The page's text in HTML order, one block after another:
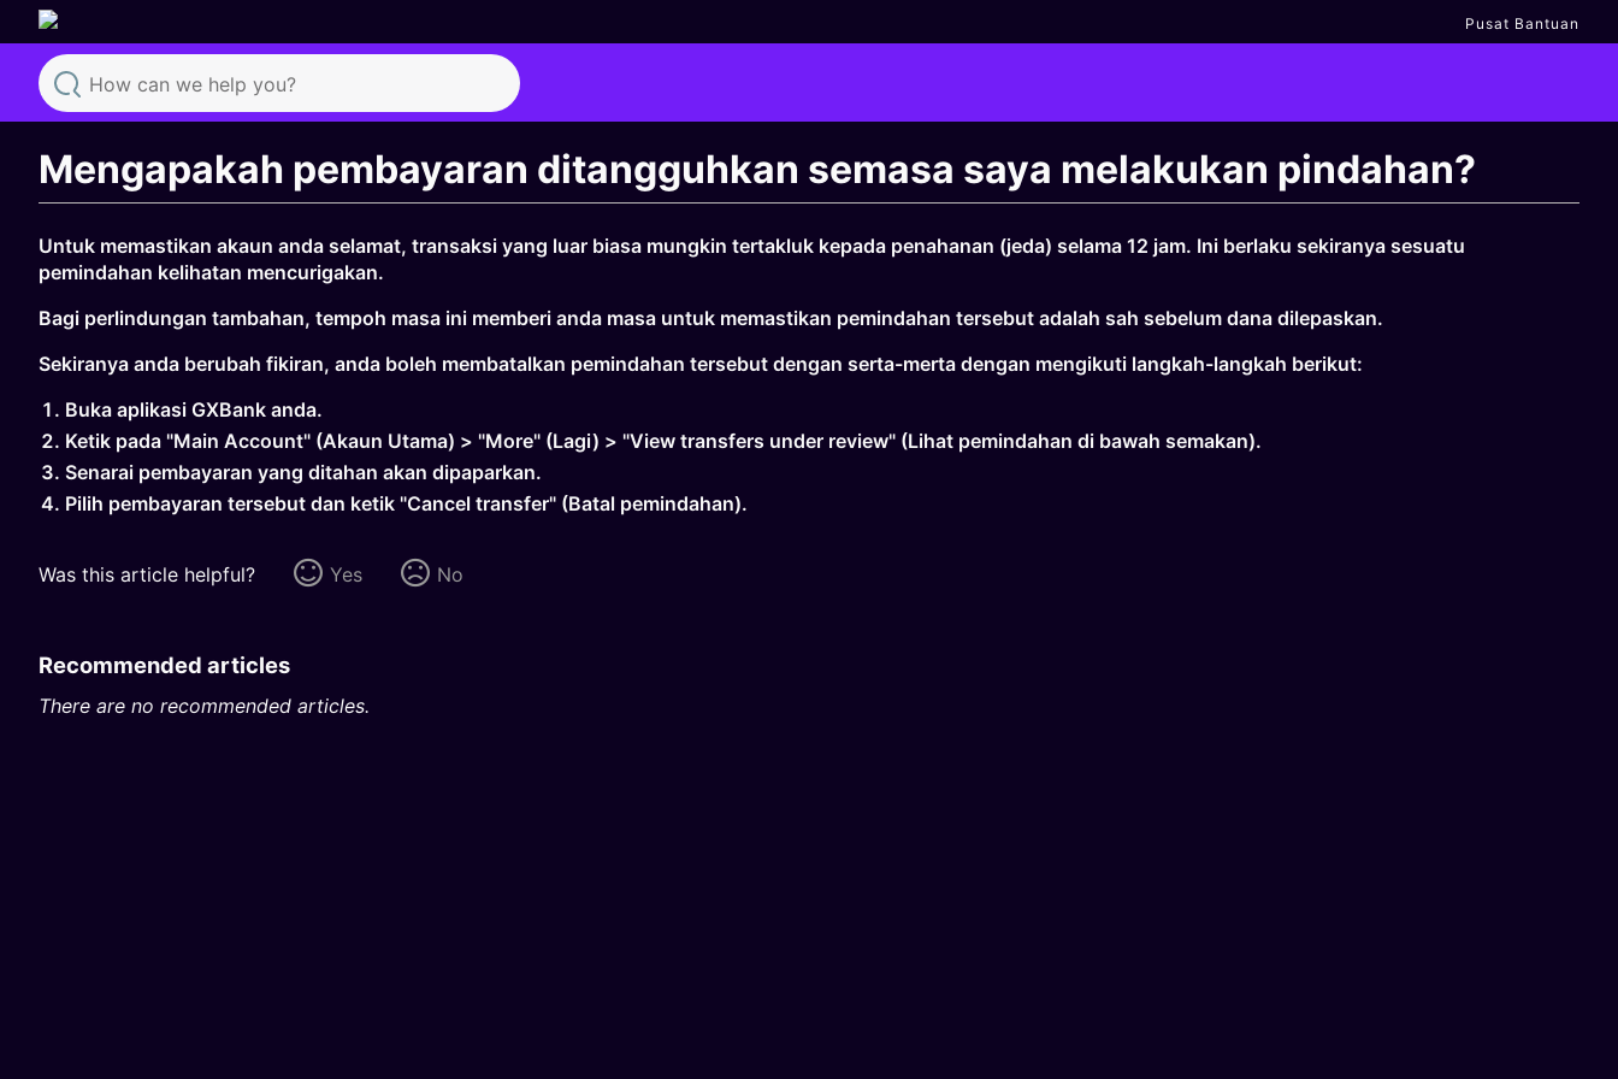
Pusat Bantuan
Search
Mengapakah pembayaran ditangguhkan semasa saya melakukan pindahan?
Untuk memastikan akaun anda selamat, transaksi yang luar biasa mungkin tertakluk kepada penahanan (jeda) selama 12 jam. Ini berlaku sekiranya sesuatu
pemindahan kelihatan mencurigakan.
Bagi perlindungan tambahan, tempoh masa ini memberi anda masa untuk memastikan pemindahan tersebut adalah sah sebelum dana dilepaskan.
Sekiranya anda berubah fikiran, anda boleh membatalkan pemindahan tersebut dengan serta-merta dengan mengikuti langkah-langkah berikut:
Buka aplikasi GXBank anda.
Ketik pada "Main Account" (Akaun Utama) > "More" (Lagi) > "View transfers under review" (Lihat pemindahan di bawah semakan).
Senarai pembayaran yang ditahan akan dipaparkan.
Pilih pembayaran tersebut dan ketik "Cancel transfer" (Batal pemindahan).
Was this article helpful? Yes No
Recommended articles
There are no recommended articles.